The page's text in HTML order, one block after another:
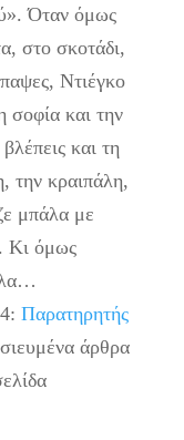
Όταν όμως
στο σκοτάδι,
Ντιέγκο
σοφία και την
και τη
την κραιπάλη,
μπάλα με
Κι όμως
Παρατηρητής
άρθρα